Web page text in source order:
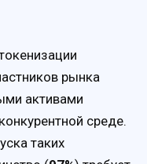
рынка
активами
среде.
таких